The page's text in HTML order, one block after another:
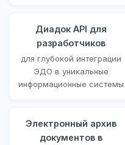
Диадок API для
разработчиков
для глубокой интеграции
ЭДО в уникальные
информационные системы
Электронный архив
документов в